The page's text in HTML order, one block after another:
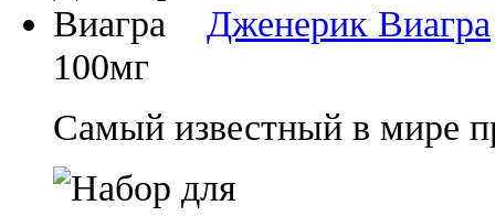
Дженерик Виагра
100мг
Самый известный в мире